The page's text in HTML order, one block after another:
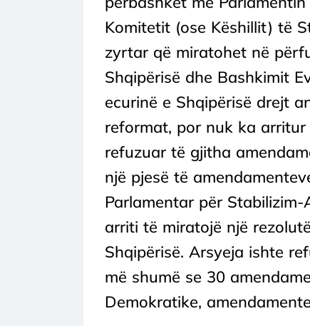
Komitetit (ose Këshillit) të
zyrtar që miratohet në
Shqipërisë dhe Bashkimit
ecurinë e Shqipërisë drejt
reformat, por nuk ka
refuzuar të gjitha
një pjesë të
Parlamentar për
arriti të miratojë një
Shqipërisë. Arsyeja ishte
më shumë se 30
Demokratike,